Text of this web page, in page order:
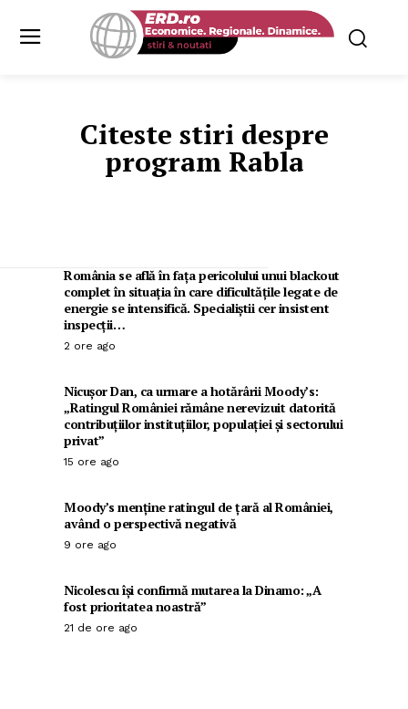
Citeste stiri despre
program Rabla
România se află în fața pericolului unui blackout
complet în situația în care dificultățile legate de
energie se intensifică. Specialiștii cer insistent
inspecții…
2 ore ago
Nicușor Dan, ca urmare a hotărârii Moody’s:
„Ratingul României rămâne nerevizuit datorită
contribuțiilor instituțiilor, populației și sectorului
privat”
15 ore ago
Moody’s menține ratingul de țară al României,
având o perspectivă negativă
9 ore ago
Nicolescu își confirmă mutarea la Dinamo: „A
fost prioritatea noastră”
21 de ore ago